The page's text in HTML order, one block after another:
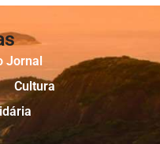
Jornal
Cultura